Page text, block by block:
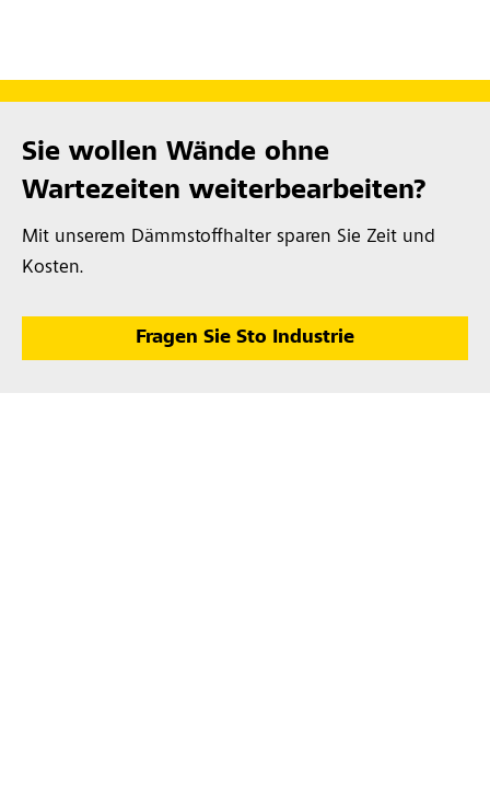
Sie wollen Wände ohne
Wartezeiten weiterbearbeiten?
Mit unserem Dämmstoffhalter sparen Sie Zeit und
Kosten.
Fragen Sie Sto Industrie